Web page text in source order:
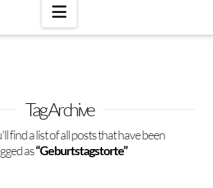
Navigation
Tag Archive
find a list of all posts that have been
as“Geburtstagstorte”